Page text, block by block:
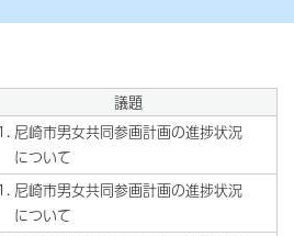
議題
尼崎市男女共同参画計画の進捗状況
について
尼崎市男女共同参画計画の進捗状況
について